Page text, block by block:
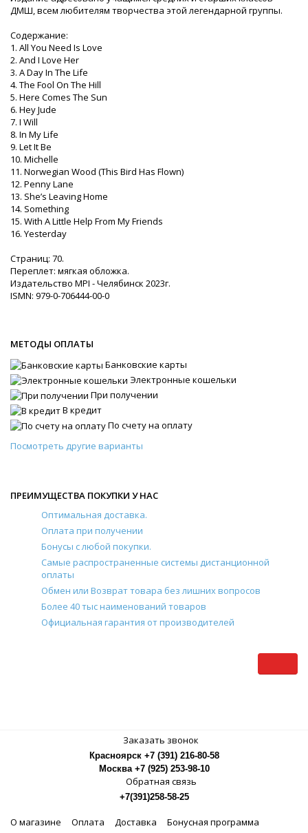
ДМШ, всем любителям творчества этой легендарной группы.
Содержание:
1. All You Need Is Love
2. And I Love Her
3. A Day In The Life
4. The Fool On The Hill
5. Here Comes The Sun
6. Hey Jude
7. I Will
8. In My Life
9. Let It Be
10. Michelle
11. Norwegian Wood (This Bird Has Flown)
12. Penny Lane
13. She’s Leaving Home
14. Something
15. With A Little Help From My Friends
16. Yesterday
Страниц: 70.
Переплет: мягкая обложка.
Издательство MPI - Челябинск 2023г.
ISMN: 979-0-706444-00-0
МЕТОДЫ ОПЛАТЫ
Банковские карты
Электронные кошельки
При получении
В кредит
По счету на оплату
Посмотреть другие варианты
ПРЕИМУЩЕСТВА ПОКУПКИ У НАС
Оптимальная доставка.
Оплата при получении
Бонусы с любой покупки.
Самые распространенные системы дистанционной
оплаты
Обмен или Возврат товара без лишних вопросов
Более 40 тыс наименований товаров
Официальная гарантия от производителей
Заказать звонок
Красноярск +7 (391) 216-80-58
Москва +7 (925) 253-98-10
Обратная связь
+7(391)258-58-25
О магазине Оплата Доставка Бонусная программа